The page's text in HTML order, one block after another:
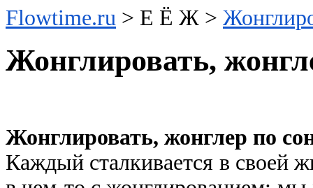
Flowtime.ru > Е Ё Ж >
Жонглировать,
Жонглировать, жонглер по
Каждый сталкивается в своей